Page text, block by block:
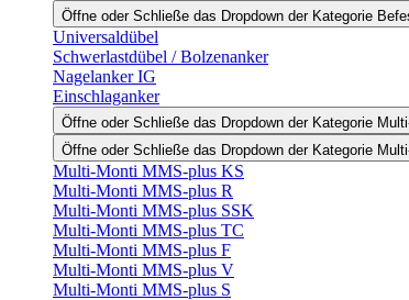
Öffne oder Schließe das Dropdown der Kategorie
Universaldübel
Schwerlastdübel / Bolzenanker
Nagelanker IG
Einschlaganker
Öffne oder Schließe das Dropdown der Kategorie
Öffne oder Schließe das Dropdown der Kategorie
Multi-Monti MMS-plus KS
Multi-Monti MMS-plus R
Multi-Monti MMS-plus SSK
Multi-Monti MMS-plus TC
Multi-Monti MMS-plus F
Multi-Monti MMS-plus V
Multi-Monti MMS-plus S